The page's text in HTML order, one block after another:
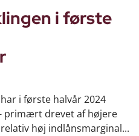
i første
i første halvår 2024
primært drevet af højere
høj indlånsmarginal...